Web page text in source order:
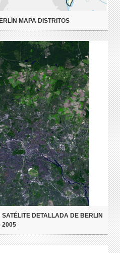
MAPA DISTRITOS
DETALLADA DE BERLIN
2005